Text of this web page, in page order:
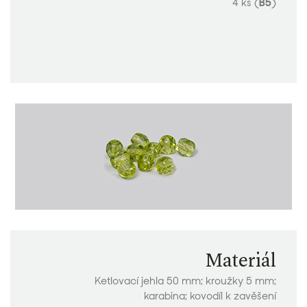
4 ks (B5)
Materiál
Ketlovací jehla 50 mm; kroužky 5 mm;
karabina; kovodíl k zavěšení